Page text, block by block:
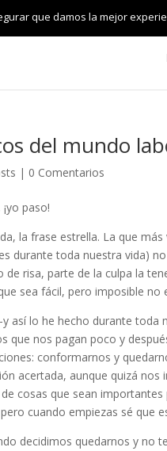
del mundo
| 0 Comentarios
paso!
la frase estrella. La que
durante toda nuestra vida)
de risa, parte de la culpa la
sea fácil, pero imposible no
así lo he hecho durante toda
que nos pagan poco y
conformarnos y
acertada, aunque quizá
cosas que sean
cuando empiezas sé que
decidimos quedarnos y no
que damos la mejor